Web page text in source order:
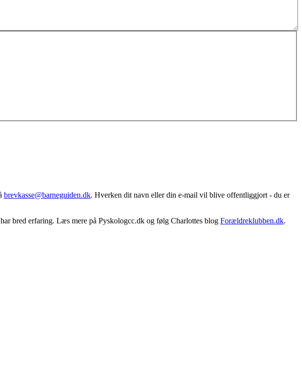
brevkasse@barneguiden.dk. Hverken dit navn eller din e-mail vil blive offentliggjort - du er
bred erfaring. Læs mere på Pyskologcc.dk og følg Charlottes blog Forældreklubben.dk.